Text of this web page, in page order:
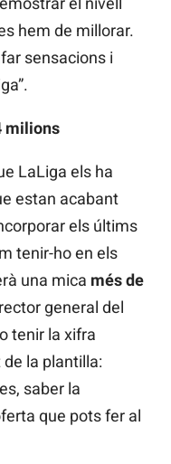
hem de millorar.
sensacions i
milions
LaLiga els ha
estan acabant
els últims
tenir-ho en els
una mica més de
general del
tenir la xifra
la plantilla:
saber la
que pots fer al